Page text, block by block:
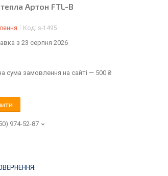
Артон FTL-B
Код: s-1495
з 23 серпня 2026
сума замовлення на сайті — 500 ₴
974-52-87